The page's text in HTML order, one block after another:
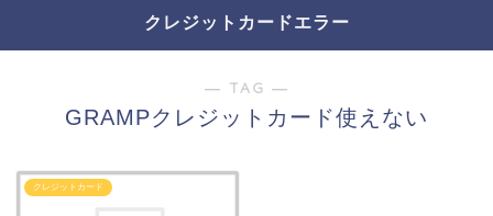
クレジットカードエラー
― TAG ―
GRAMPクレジットカード使えない
クレジットカード